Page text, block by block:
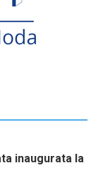
inaugurata la